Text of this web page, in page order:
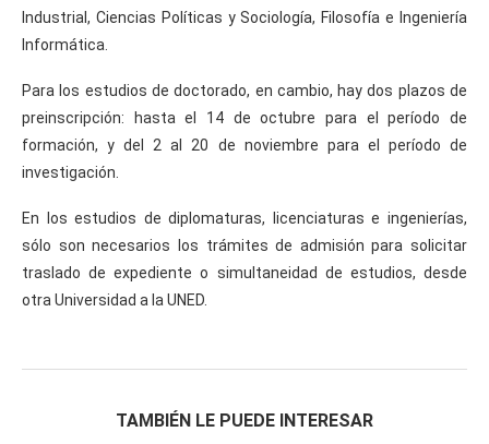
Industrial, Ciencias Políticas y Sociología, Filosofía e Ingeniería
Informática.
Para los estudios de doctorado, en cambio, hay dos plazos de
preinscripción: hasta el 14 de octubre para el período de
formación, y del 2 al 20 de noviembre para el período de
investigación.
En los estudios de diplomaturas, licenciaturas e ingenierías,
sólo son necesarios los trámites de admisión para solicitar
traslado de expediente o simultaneidad de estudios, desde
otra Universidad a la UNED.
TAMBIÉN LE PUEDE INTERESAR